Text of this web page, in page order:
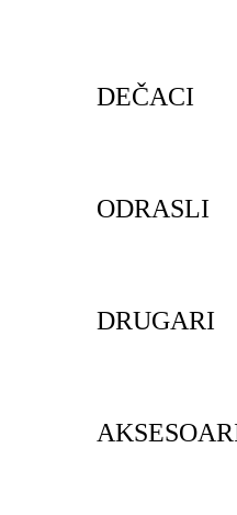
DEČACI
ODRASLI
DRUGARI